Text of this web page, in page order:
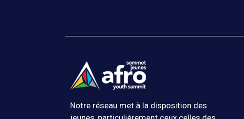
Notre réseau met à la disposition des